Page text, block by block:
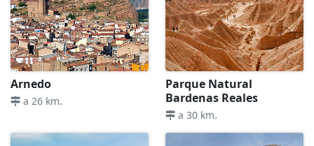
Arnedo
a 26 km.
Parque Natural
Bardenas Reales
a 30 km.